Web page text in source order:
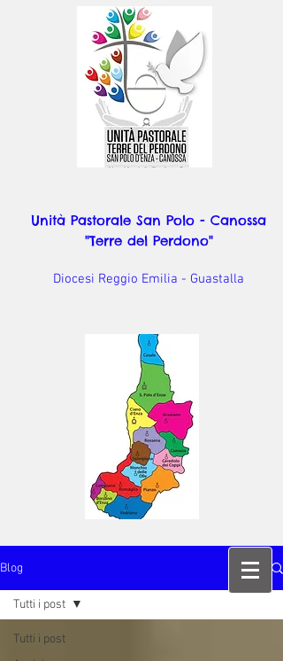
Unità Pastorale San Polo - Canossa
"Terre del Perdono"
Diocesi Reggio Emilia - Guastalla
Blog
Tutti i post
Tutti i post